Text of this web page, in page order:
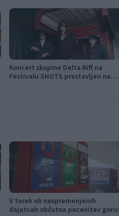
Koncert skupine Delta Riff na
Festivalu SHOTS prestavljen na
V torek ob nespremenjenih
dajatvah občutna pocenitev goriv